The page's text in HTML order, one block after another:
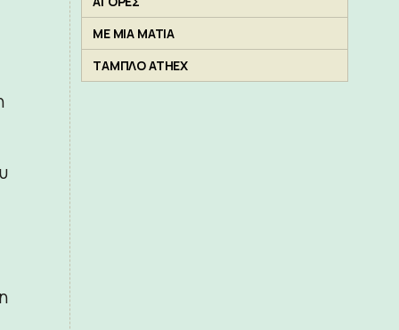
ΜΕ ΜΙΑ ΜΑΤΙΑ
ΤΑΜΠΛΟ ATHEX